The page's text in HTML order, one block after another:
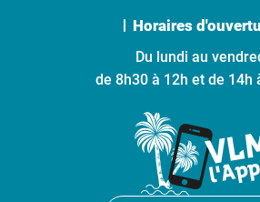
Horaires
Du lundi au
de 8h30 à 12h et de 14h